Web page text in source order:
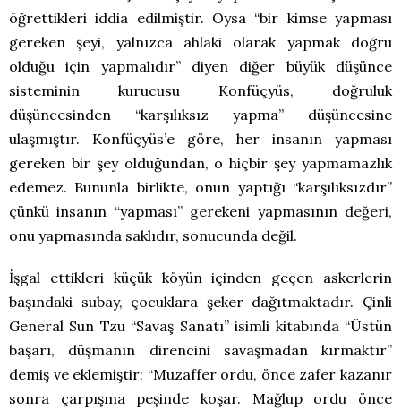
öğrettikleri iddia edilmiştir. Oysa “bir kimse yapması
gereken şeyi, yalnızca ahlaki olarak yapmak doğru
olduğu için yapmalıdır” diyen diğer büyük düşünce
sisteminin kurucusu Konfüçyüs, doğruluk
düşüncesinden “karşılıksız yapma” düşüncesine
ulaşmıştır. Konfüçyüs’e göre, her insanın yapması
gereken bir şey olduğundan, o hiçbir şey yapmamazlık
edemez. Bununla birlikte, onun yaptığı “karşılıksızdır”
çünkü insanın “yapması” gerekeni yapmasının değeri,
onu yapmasında saklıdır, sonucunda değil.
İşgal ettikleri küçük köyün içinden geçen askerlerin
başındaki subay, çocuklara şeker dağıtmaktadır. Çinli
General Sun Tzu “Savaş Sanatı” isimli kitabında “Üstün
başarı, düşmanın direncini savaşmadan kırmaktır”
demiş ve eklemiştir: “Muzaffer ordu, önce zafer kazanır
sonra çarpışma peşinde koşar. Mağlup ordu önce